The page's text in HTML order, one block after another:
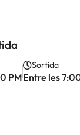
PM
Sortida
Entre les